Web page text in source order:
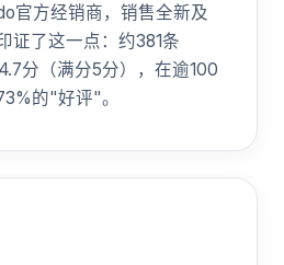
官方经销商，销售全新及
证了这一点：约381条
分（满分5分），在逾100
的"好评"。